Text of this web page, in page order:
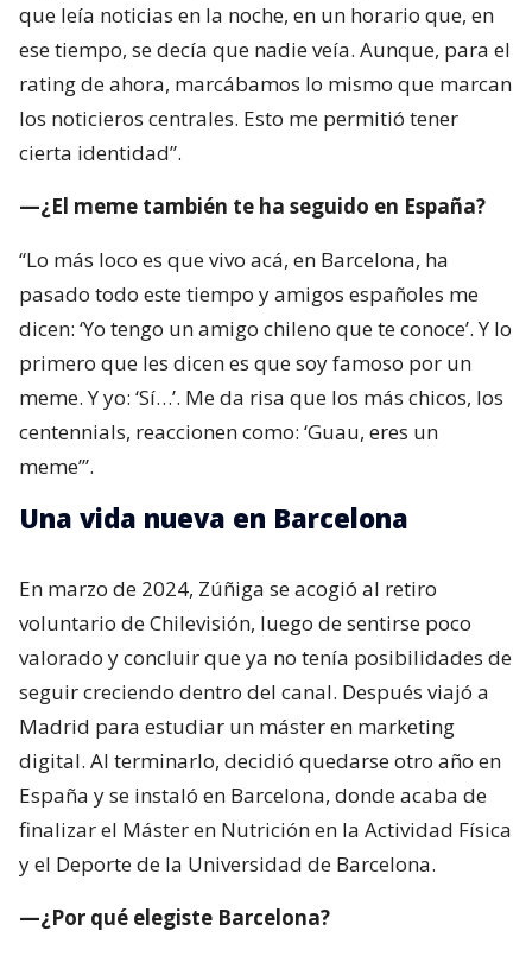
que leía noticias en la noche, en un horario que, en
ese tiempo, se decía que nadie veía. Aunque, para el
rating de ahora, marcábamos lo mismo que marcan
los noticieros centrales. Esto me permitió tener
cierta identidad”.
—¿El meme también te ha seguido en España?
“Lo más loco es que vivo acá, en Barcelona, ha
pasado todo este tiempo y amigos españoles me
dicen: ‘Yo tengo un amigo chileno que te conoce’. Y lo
primero que les dicen es que soy famoso por un
meme. Y yo: ‘Sí…’. Me da risa que los más chicos, los
centennials, reaccionen como: ‘Guau, eres un
meme’”.
Una vida nueva en Barcelona
En marzo de 2024, Zúñiga se acogió al retiro
voluntario de Chilevisión, luego de sentirse poco
valorado y concluir que ya no tenía posibilidades de
seguir creciendo dentro del canal. Después viajó a
Madrid para estudiar un máster en marketing
digital. Al terminarlo, decidió quedarse otro año en
España y se instaló en Barcelona, donde acaba de
finalizar el Máster en Nutrición en la Actividad Física
y el Deporte de la Universidad de Barcelona.
—¿Por qué elegiste Barcelona?